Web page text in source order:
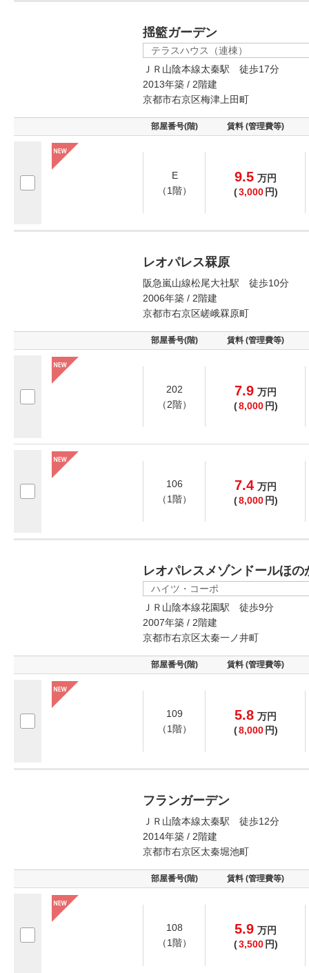
揺籃ガーデン
テラスハウス（連棟）
ＪＲ山陰本線太秦駅 徒歩17分
2013年築 / 2階建
京都市右京区梅津上田町
部屋番号(階) 賃料 (管理費等)
E
（1階）
9.5 万円
(3,000 円)
レオパレス罧原
阪急嵐山線松尾大社駅 徒歩10分
2006年築 / 2階建
京都市右京区嵯峨罧原町
部屋番号(階) 賃料 (管理費等)
202
（2階）
7.9 万円
(8,000 円)
106
（1階）
7.4 万円
(8,000 円)
レオパレスメゾンドールほの
ハイツ・コーポ
ＪＲ山陰本線花園駅 徒歩9分
2007年築 / 2階建
京都市右京区太秦一ノ井町
部屋番号(階) 賃料 (管理費等)
109
（1階）
5.8 万円
(8,000 円)
フランガーデン
ＪＲ山陰本線太秦駅 徒歩12分
2014年築 / 2階建
京都市右京区太秦堀池町
部屋番号(階) 賃料 (管理費等)
108
（1階）
5.9 万円
(3,500 円)